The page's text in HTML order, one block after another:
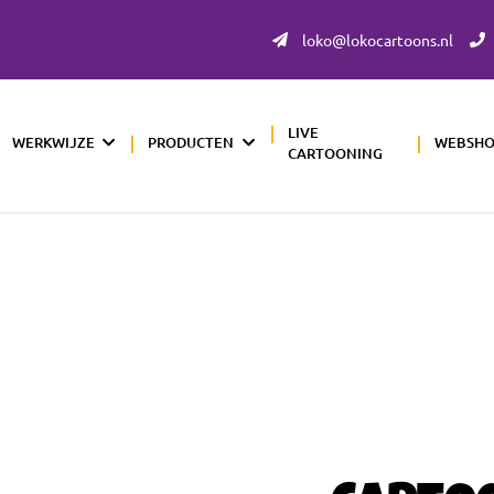
loko@lokocartoons.nl
WERKWIJZE PRODUCTEN
LIVE
CARTOONING